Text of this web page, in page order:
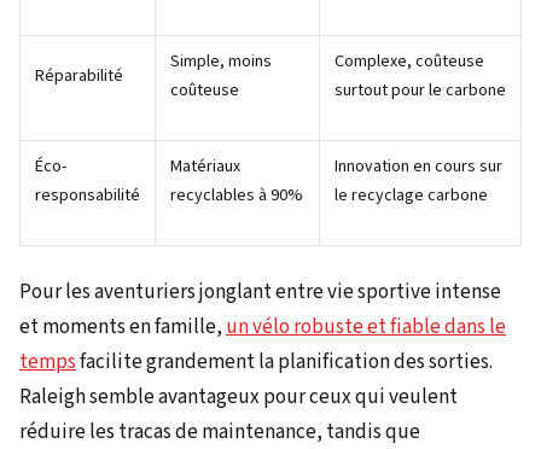
Réparabilité
Simple, moins
coûteuse
Complexe, coûteuse
surtout pour le carbone
Éco-
responsabilité
Matériaux
recyclables à 90%
Innovation en cours sur
le recyclage carbone
Pour les aventuriers jonglant entre vie sportive intense
et moments en famille,un vélo robuste et fiable dans le
tempsfacilite grandement la planification des sorties.
Raleigh semble avantageux pour ceux qui veulent
réduire les tracas de maintenance, tandis que